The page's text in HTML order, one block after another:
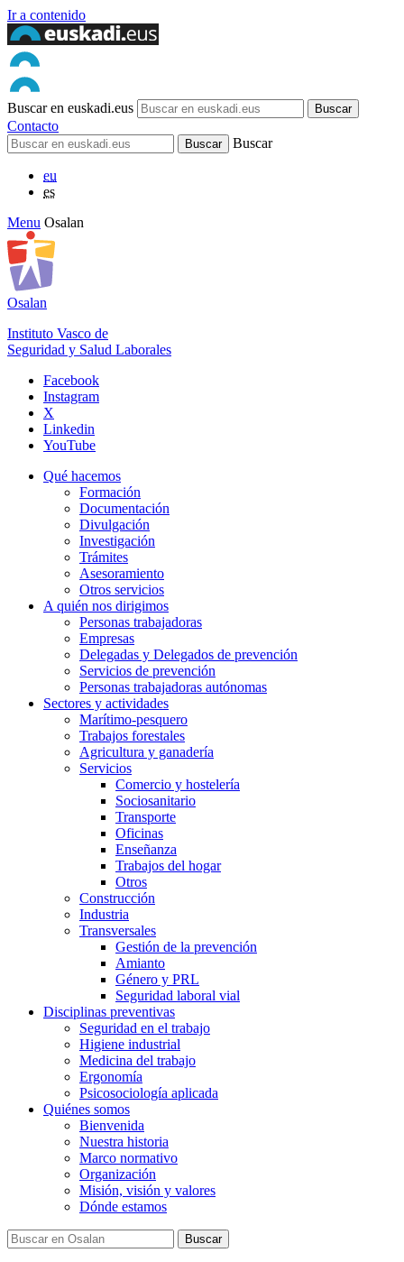
Ir a contenido
Buscar en euskadi.eus
Contacto
Buscar
eu
es
Menu Osalan
Osalan
Instituto Vasco de
Seguridad y Salud Laborales
Facebook
Instagram
X
Linkedin
YouTube
Qué hacemos
Formación
Documentación
Divulgación
Investigación
Trámites
Asesoramiento
Otros servicios
A quién nos dirigimos
Personas trabajadoras
Empresas
Delegadas y Delegados de prevención
Servicios de prevención
Personas trabajadoras autónomas
Sectores y actividades
Marítimo-pesquero
Trabajos forestales
Agricultura y ganadería
Servicios
Comercio y hostelería
Sociosanitario
Transporte
Oficinas
Enseñanza
Trabajos del hogar
Otros
Construcción
Industria
Transversales
Gestión de la prevención
Amianto
Género y PRL
Seguridad laboral vial
Disciplinas preventivas
Seguridad en el trabajo
Higiene industrial
Medicina del trabajo
Ergonomía
Psicosociología aplicada
Quiénes somos
Bienvenida
Nuestra historia
Marco normativo
Organización
Misión, visión y valores
Dónde estamos